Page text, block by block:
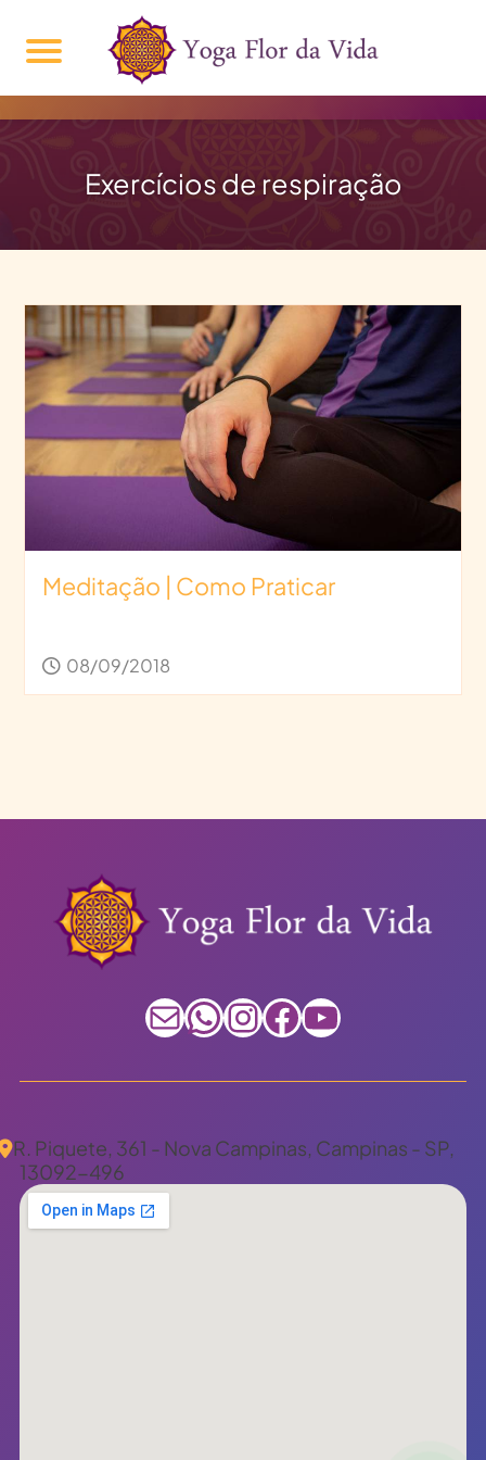
Exercícios de respiração
Meditação | Como Praticar
08/09/2018
E-mail WhatsApp InstagramFacebook Youtube
R. Piquete, 361 - Nova Campinas, Campinas - SP,
13092-496